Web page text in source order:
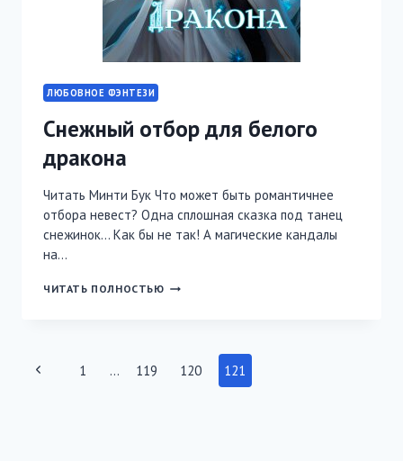
ЛЮБОВНОЕ ФЭНТЕЗИ
Снежный отбор для белого
дракона
Читать Минти Бук Что может быть романтичнее
отбора невест? Одна сплошная сказка под танец
снежинок… Как бы не так! А магические кандалы
на…
ЧИТАТЬ ПОЛНОСТЬЮ СНЕЖНЫЙ
Навигация
Предыдущая
1 … 119 120 121